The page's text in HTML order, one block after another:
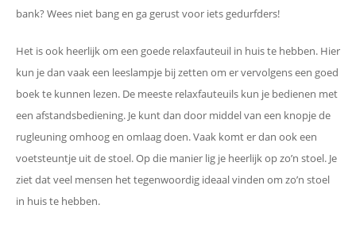
bank? Wees niet bang en ga gerust voor iets gedurfders!
Het is ook heerlijk om een goede relaxfauteuil in huis te hebben. Hier
kun je dan vaak een leeslampje bij zetten om er vervolgens een goed
boek te kunnen lezen. De meeste relaxfauteuils kun je bedienen met
een afstandsbediening. Je kunt dan door middel van een knopje de
rugleuning omhoog en omlaag doen. Vaak komt er dan ook een
voetsteuntje uit de stoel. Op die manier lig je heerlijk op zo’n stoel. Je
ziet dat veel mensen het tegenwoordig ideaal vinden om zo’n stoel
in huis te hebben.